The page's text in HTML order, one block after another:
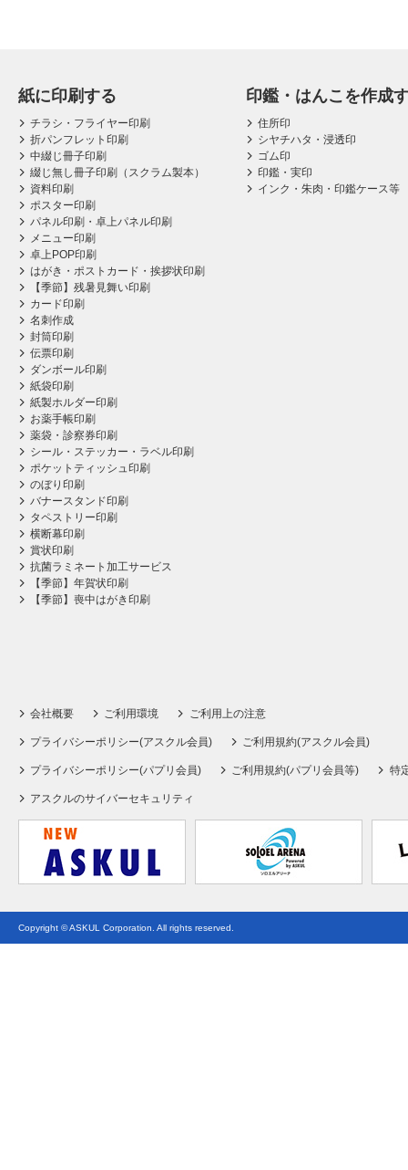
紙に印刷する
チラシ・フライヤー印刷
折パンフレット印刷
中綴じ冊子印刷
綴じ無し冊子印刷（スクラム製本）
資料印刷
ポスター印刷
パネル印刷・卓上パネル印刷
メニュー印刷
卓上POP印刷
はがき・ポストカード・挨拶状印刷
【季節】残暑見舞い印刷
カード印刷
名刺作成
封筒印刷
伝票印刷
ダンボール印刷
紙袋印刷
紙製ホルダー印刷
お薬手帳印刷
薬袋・診察券印刷
シール・ステッカー・ラベル印刷
ポケットティッシュ印刷
のぼり印刷
バナースタンド印刷
タペストリー印刷
横断幕印刷
賞状印刷
抗菌ラミネート加工サービス
【季節】年賀状印刷
【季節】喪中はがき印刷
印鑑・はんこを作成
住所印
シヤチハタ・浸透印
ゴム印
印鑑・実印
インク・朱肉・印鑑ケース等
会社概要 ご利用環境 ご利用上の注意
プライバシーポリシー(アスクル会員) ご利用規約(アスクル会員)
プライバシーポリシー(パプリ会員) ご利用規約(パプリ会員等) 特
アスクルのサイバーセキュリティ
Copyright © ASKUL Corporation. All rights reserved.